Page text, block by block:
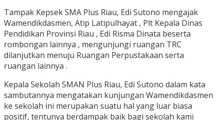
Tampak Kepsek SMA Plus Riau, Edi Sutono mengajak
Wamendikdasmen, Atip Latipulhayat , Plt Kepala Dinas
Pendidikan Provinsi Riau , Edi Risma Dinata beserta
rombongan lainnya , mengunjungi ruangan TRC
dilanjutkan menuju Ruangan Perpustakaan serta
ruangan lainnya .
Kepala Sekolah SMAN Plus Riau, Edi Sutono dalam kata
sambutannya mengatakan kunjungan Wamendikdasmen
ke sekolah ini merupakan suatu hal yang luar biasa
positif, tentunya berdampak baik bagi sekolah kami